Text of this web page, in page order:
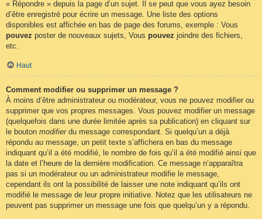
« Répondre » depuis la page d’un sujet. Il se peut que vous ayez besoin
d’être enregistré pour écrire un message. Une liste des options
disponibles est affichée en bas de page des forums, exemple : Vous
pouvez poster de nouveaux sujets, Vous pouvez joindre des fichiers,
etc.
Haut
Comment modifier ou supprimer un message ?
À moins d’être administrateur ou modérateur, vous ne pouvez modifier ou
supprimer que vos propres messages. Vous pouvez modifier un message
(quelquefois dans une durée limitée après sa publication) en cliquant sur
le bouton modifierdu message correspondant. Si quelqu’un a déjà
répondu au message, un petit texte s’affichera en bas du message
indiquant qu’il a été modifié, le nombre de fois qu’il a été modifié ainsi que
la date et l’heure de la dernière modification. Ce message n’apparaîtra
pas si un modérateur ou un administrateur modifie le message,
cependant ils ont la possibilité de laisser une note indiquant qu’ils ont
modifié le message de leur propre initiative. Notez que les utilisateurs ne
peuvent pas supprimer un message une fois que quelqu’un y a répondu.